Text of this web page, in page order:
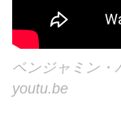
ベンジャミン・
youtu.be